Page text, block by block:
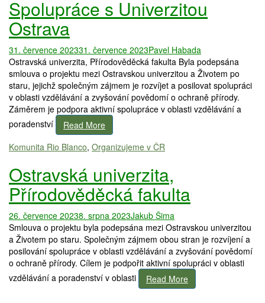
Spolupráce s Univerzitou
Ostrava
31. července 202331. července 2023Pavel Habada
Ostravská univerzita, Přírodověděcká fakulta Byla podepsána
smlouva o projektu mezi Ostravskou univerzitou a Životem po
staru, jejichž společným zájmem je rozvíjet a posilovat spolupráci
v oblasti vzdělávání a zvyšování povědomí o ochraně přírody.
Záměrem je podpora aktivní spolupráce v oblasti vzdělávání a
poradenství
Read More
Komunita Rio Blanco, Organizujeme v ČR
Ostravská univerzita,
Přírodověděcká fakulta
26. července 20238. srpna 2023Jakub Šima
Smlouva o projektu byla podepsána mezi Ostravskou univerzitou
a Životem po staru. Společným zájmem obou stran je rozvíjení a
posilování spolupráce v oblasti vzdělávání a zvyšování povědomí
o ochraně přírody. Cílem je podpořit aktivní spolupráci v oblasti
vzdělávání a poradenství v oblasti
Read More